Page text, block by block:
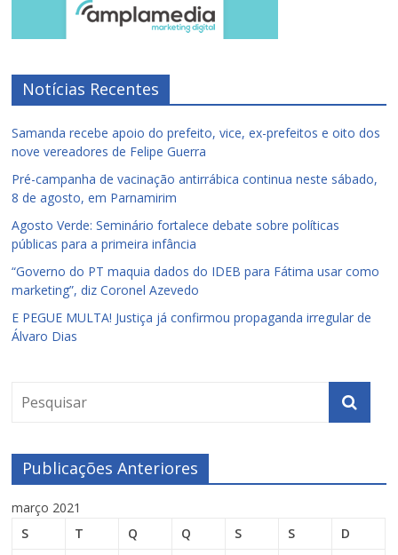
Notícias Recentes
Samanda recebe apoio do prefeito, vice, ex-prefeitos e oito dos
nove vereadores de Felipe Guerra
Pré-campanha de vacinação antirrábica continua neste sábado,
8 de agosto, em Parnamirim
Agosto Verde: Seminário fortalece debate sobre políticas
públicas para a primeira infância
“Governo do PT maquia dados do IDEB para Fátima usar como
marketing”, diz Coronel Azevedo
E PEGUE MULTA! Justiça já confirmou propaganda irregular de
Álvaro Dias
Publicações Anteriores
março 2021
S
T Q Q S S
D